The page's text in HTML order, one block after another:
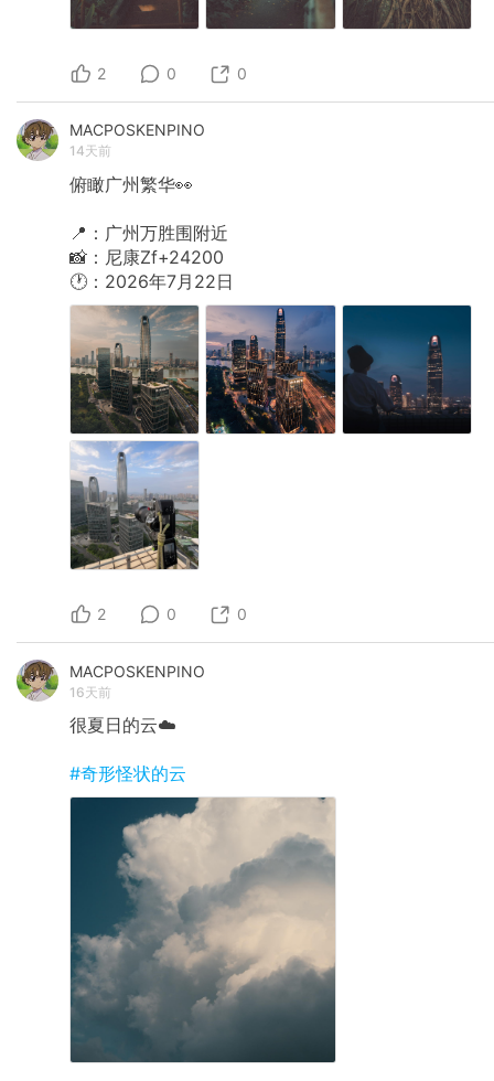
2 0 0
MACPOSKENPINO
14天前
俯瞰广州繁华👀
📍：广州万胜围附近
📸：尼康Zf+24200
🕐：2026年7月22日
2 0 0
MACPOSKENPINO
16天前
很夏日的云☁️
#奇形怪状的云